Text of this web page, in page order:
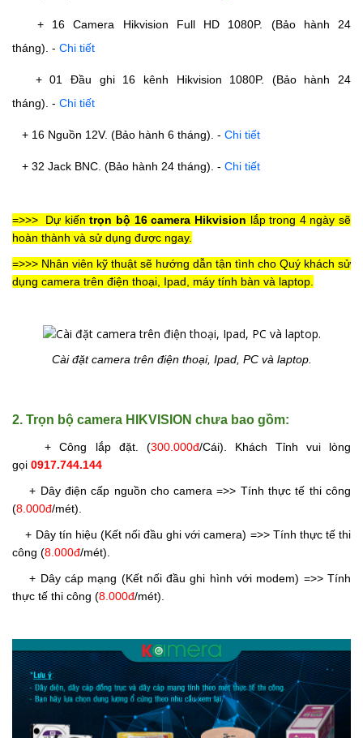
+ 16 Camera Hikvision Full HD 1080P. (Bảo hành 24
tháng). - Chi tiết
+ 01 Đầu ghi 16 kênh Hikvision 1080P. (Bảo hành 24
tháng). - Chi tiết
+ 16 Nguồn 12V. (Bảo hành 6 tháng). - Chi tiết
+ 32 Jack BNC. (Bảo hành 24 tháng). - Chi tiết
=>>> Dự kiến trọn bộ 16 camera Hikvision lắp trong 4 ngày sẽ
hoàn thành và sử dụng được ngay.
=>>> Nhân viên kỹ thuật sẽ hướng dẫn tận tình cho Quý khách sử
dụng camera trên điện thoại, Ipad, máy tính bàn và laptop.
Cài đặt camera trên điện thoại, Ipad, PC và laptop.
2. Trọn bộ camera HIKVISION chưa bao gồm:
+ Công lắp đặt. (300.000đ/Cái). Khách Tỉnh vui lòng
gọi 0917.744.144
+ Dây điện cấp nguồn cho camera =>> Tính thực tế thi công
(8.000đ/mét).
+ Dây tín hiệu (Kết nối đầu ghi với camera) =>> Tính thực tế thi
công (8.000đ/mét).
+ Dây cáp mạng (Kết nối đầu ghi hình với modem) =>> Tính
thực tế thi công (8.000đ/mét).